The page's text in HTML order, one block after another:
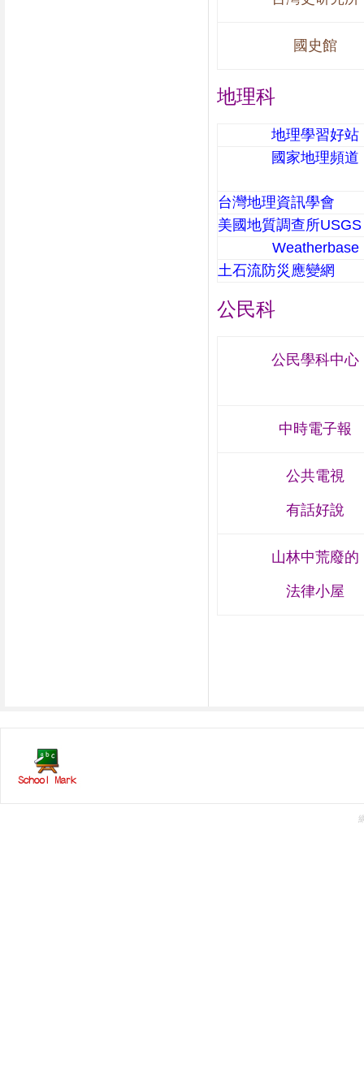
國史館
地理科
地理學習好站
國家地理頻道
台灣地理資訊學會
美國地質調查所USGS
Weatherbase
土石流防災應變網
公民科
公民學科中心
中時電子報
公共電視
有話好說
山林中荒廢的
法律小屋